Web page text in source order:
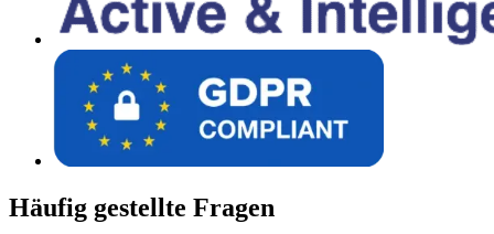
Häufig gestellte Fragen